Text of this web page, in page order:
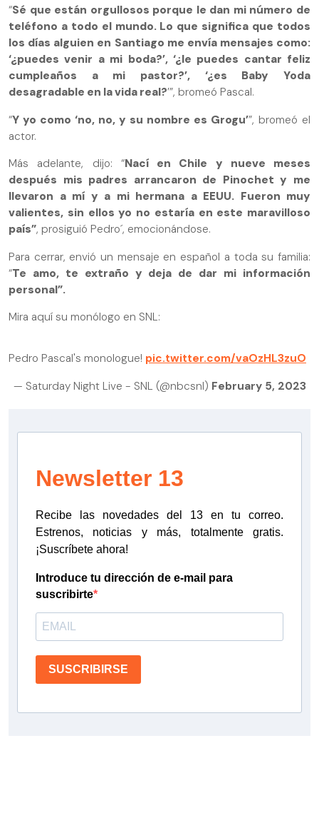
“Sé que están orgullosos porque le dan mi número de
teléfono a todo el mundo. Lo que significa que todos
los días alguien en Santiago me envía mensajes como:
‘¿puedes venir a mi boda?’, ‘¿le puedes cantar feliz
cumpleaños a mi pastor?’, ‘¿es Baby Yoda
desagradable en la vida real?’”, bromeó Pascal.
“Y yo como ‘no, no, y su nombre es Grogu’”, bromeó el
actor.
Más adelante, dijo: “Nací en Chile y nueve meses
después mis padres arrancaron de Pinochet y me
llevaron a mí y a mi hermana a EEUU. Fueron muy
valientes, sin ellos yo no estaría en este maravilloso
país”, prosiguió Pedro´, emocionándose.
Para cerrar, envió un mensaje en español a toda su familia:
“Te amo, te extraño y deja de dar mi información
personal”.
Mira aquí su monólogo en SNL:
Pedro Pascal's monologue! pic.twitter.com/vaOzHL3zuO
— Saturday Night Live - SNL (@nbcsnl) February 5, 2023
Newsletter 13
Recibe las novedades del 13 en tu correo.
Estrenos, noticias y más, totalmente gratis.
¡Suscríbete ahora!
Introduce tu dirección de e-mail para
suscribirte
SUSCRIBIRSE